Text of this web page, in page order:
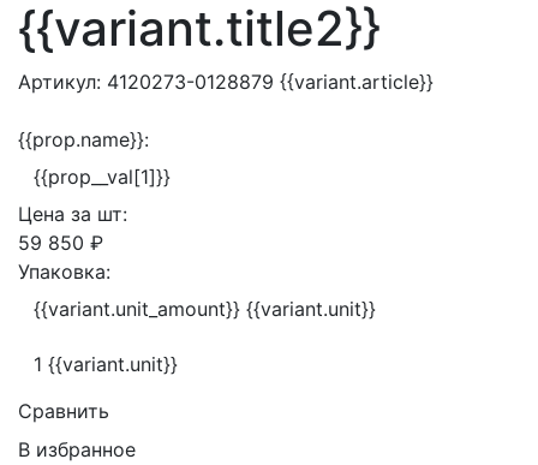
{{variant.title2}}
Артикул: 4120273-0128879 {{variant.article}}
{{prop.name}}:
{{prop__val[1]}}
Цена за шт:
59 850 ₽
Упаковка:
{{variant.unit_amount}} {{variant.unit}}
1 {{variant.unit}}
Сравнить
В избранное